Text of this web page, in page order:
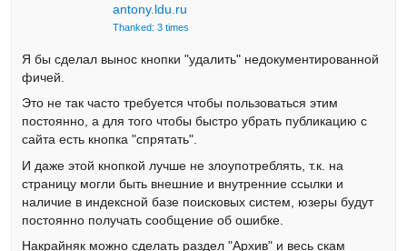
antony.ldu.ru
Thanked: 3 times
Я бы сделал вынос кнопки "удалить" недокументированной
фичей.
Это не так часто требуется чтобы пользоваться этим
постоянно, а для того чтобы быстро убрать публикацию с
сайта есть кнопка "спрятать".
И даже этой кнопкой лучше не злоупотреблять, т.к. на
страницу могли быть внешние и внутренние ссылки и
наличие в индексной базе поисковых систем, юзеры будут
постоянно получать сообщение об ошибке.
Накрайняк можно сделать раздел "Архив" и весь скам